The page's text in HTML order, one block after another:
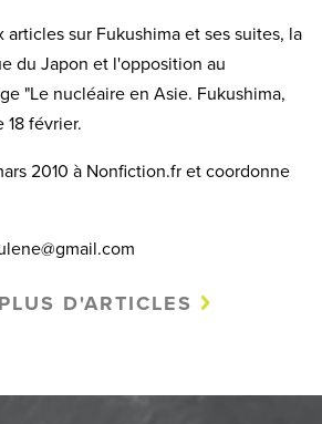
sur Fukushima et ses suites, la
du Japon et l'opposition au
"Le nucléaire en Asie. Fukushima,
18 février.
2010 à Nonfiction.fr et coordonne
D'ARTICLES